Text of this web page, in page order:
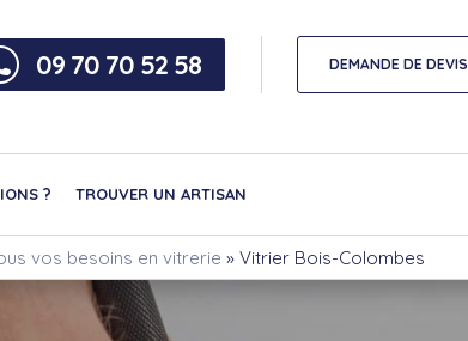
09 70 70 52 58 DEMANDE DE DEVIS
? TROUVER UN ARTISAN
vos besoins en vitrerie » Vitrier Bois-Colombes